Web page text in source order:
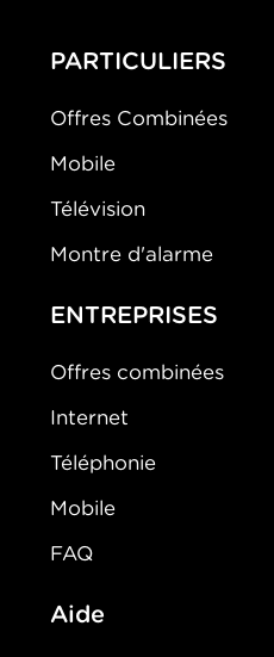
PARTICULIERS
Offres Combinées
Mobile
Télévision
Montre d'alarme
ENTREPRISES
Offres combinées
Internet
Téléphonie
Mobile
FAQ
Aide